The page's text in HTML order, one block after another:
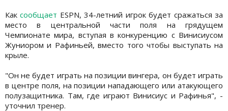
Каксообщает ESPN, 34-летний игрок будет сражаться за
место в центральной части поля на грядущем
Чемпионате мира, вступая в конкуренцию с Винисиусом
Жуниором и Рафиньей, вместо того чтобы выступать на
крыле.
"Он не будет играть на позиции вингера, он будет играть
в центре поля, на позиции нападающего или атакующего
полузащитника. Там, где играют Винисиус и Рафинья", -
уточнил тренер.